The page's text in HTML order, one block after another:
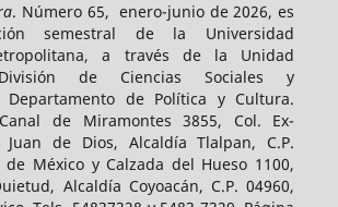
. Número 65, enero-junio de 2026, es
semestral de la Universidad
a través de la Unidad
de Ciencias Sociales y
Departamento de Política y Cultura.
de Miramontes 3855, Col. Ex-
Juan de Dios, Alcaldía Tlalpan, C.P.
de México y Calzada del Hueso 1100,
Alcaldía Coyoacán, C.P. 04960,